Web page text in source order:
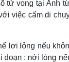
vong tại Anh
việc cấm di
lơi lỏng nếu
: nới lỏng